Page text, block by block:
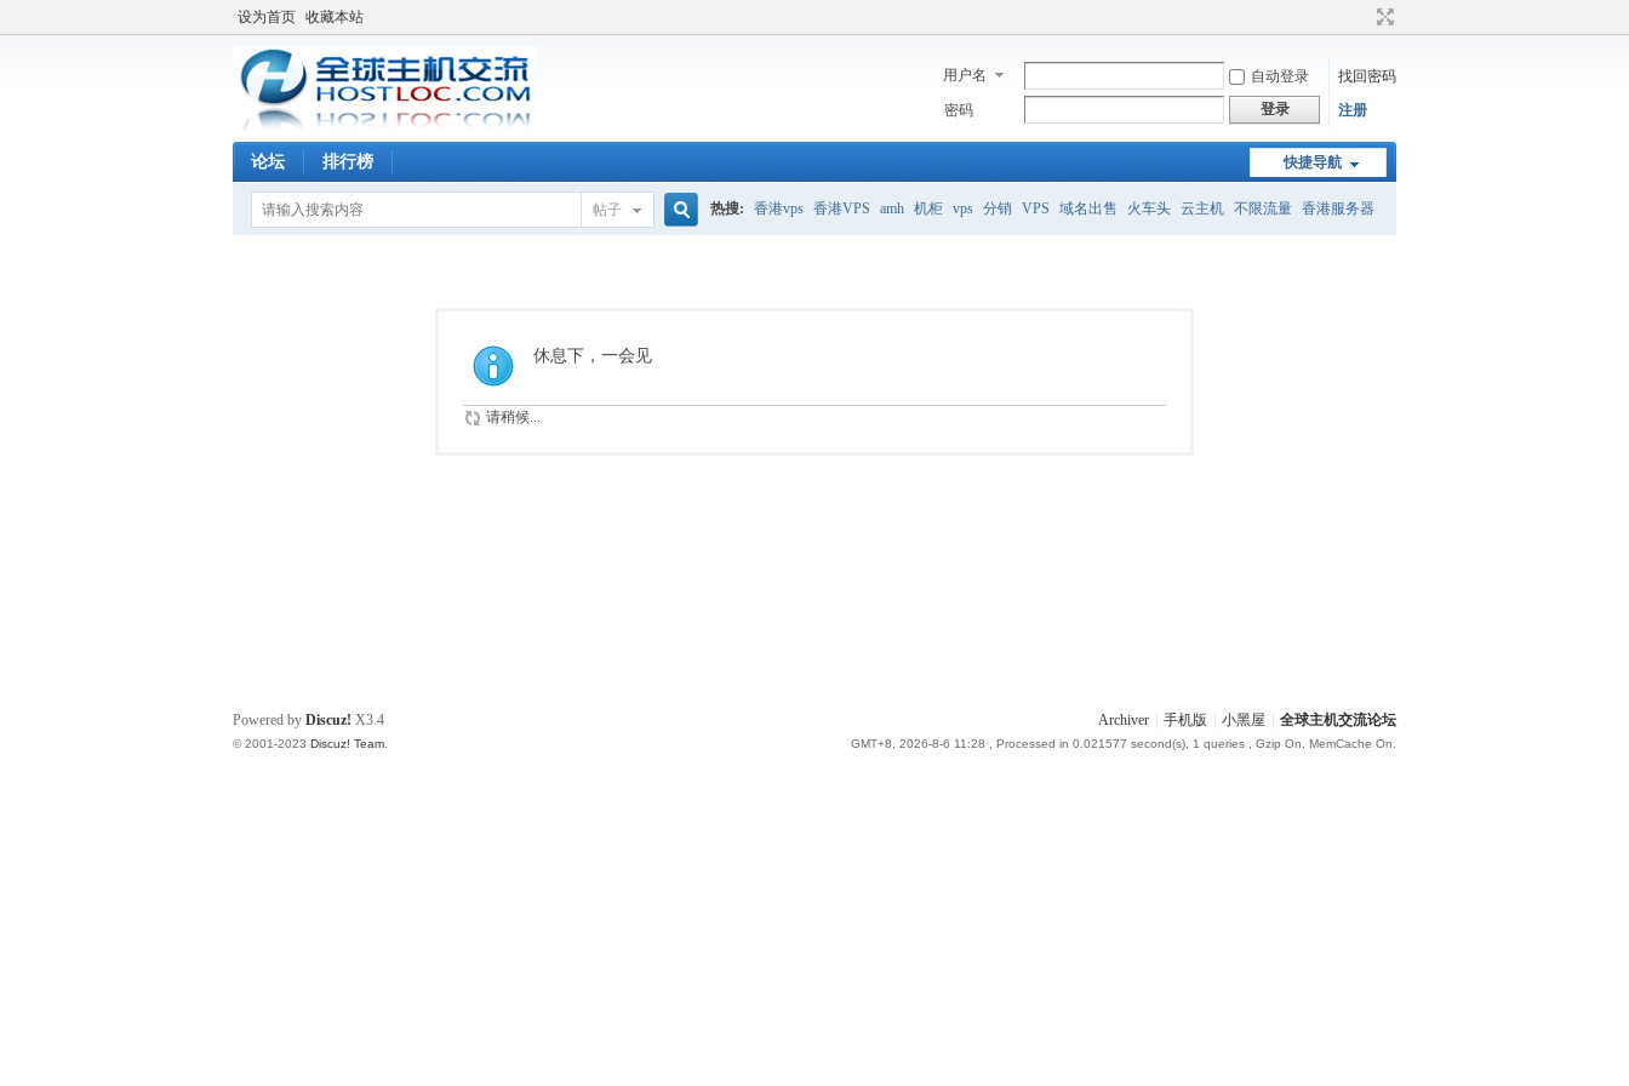
设为首页 收藏本站
用户名 自动登录
找回密码
密码
登录 注册
快捷导航
论坛 排行榜
帖子 热搜: 香港vps 香港VPS amh 机柜 vps 分销 VPS 域名出售 火车头 云主机 不限流量 香港服务器
休息下，一会见
请稍候...
Archiver 手机版 小黑屋 全球主机交流论坛
GMT+8, 2026-8-6 11:28 , Processed in 0.021577 second(s), 1 queries , Gzip On, MemCache On.
Powered by Discuz! X3.4
© 2001-2023 Discuz! Team